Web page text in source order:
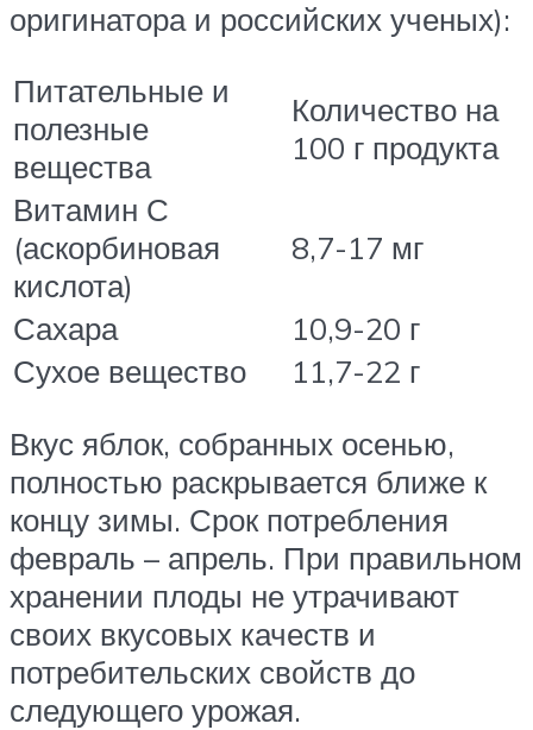
оригинатора и российских ученых):
Питательные и
полезные
вещества
Количество на
100 г продукта
Витамин С
(аскорбиновая
кислота)
8,7-17 мг
Сахара
10,9-20 г
Сухое вещество
11,7-22 г
Вкус яблок, собранных осенью,
полностью раскрывается ближе к
концу зимы. Срок потребления
февраль – апрель. При правильном
хранении плоды не утрачивают
своих вкусовых качеств и
потребительских свойств до
следующего урожая.